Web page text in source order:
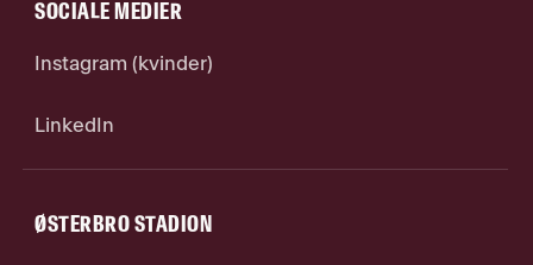
SOCIALE MEDIER
Instagram (kvinder)
LinkedIn
ØSTERBRO STADION